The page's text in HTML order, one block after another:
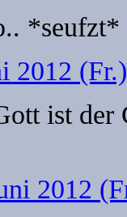
*seufzt*
2012
ist
2012